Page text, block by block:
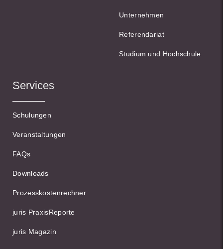
Unternehmen
Referendariat
Studium und Hochschule
Services
Schulungen
Veranstaltungen
FAQs
Downloads
Prozesskostenrechner
juris PraxisReporte
juris Magazin